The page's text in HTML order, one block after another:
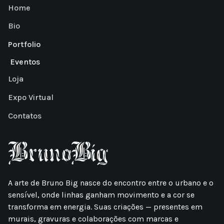
Home
Bio
Portfolio
Eventos
Loja
Expo Virtual
Contatos
A arte de Bruno Big nasce do encontro entre o urbano e o
sensível, onde linhas ganham movimento e a cor se
transforma em energia. Suas criações — presentes em
murais, gravuras e colaborações com marcas e